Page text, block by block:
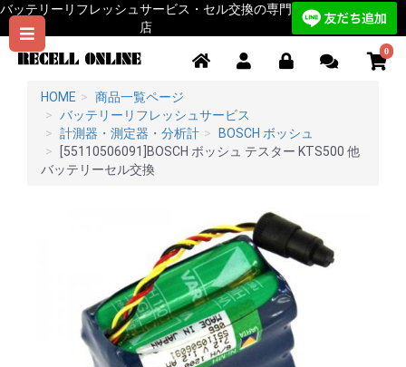
バッテリーリフレッシュサービス・セル交換の専門
店
0
HOME
商品一覧ページ
バッテリーリフレッシュサービス
計測器・測定器・分析計
BOSCH ボッシュ
[55110506091]BOSCH ボッシュ テスター KTS500 他
バッテリーセル交換